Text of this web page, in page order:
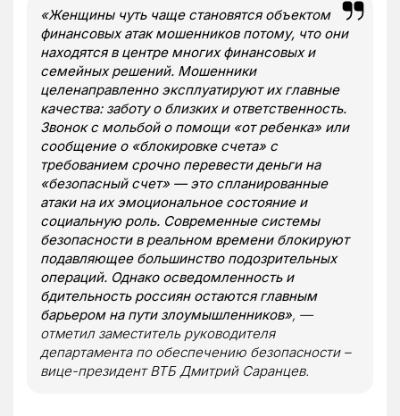
«Женщины чуть чаще становятся объектом
финансовых атак мошенников потому, что они
находятся в центре многих финансовых и
семейных решений. Мошенники
целенаправленно эксплуатируют их главные
качества: заботу о близких и ответственность.
Звонок с мольбой о помощи «от ребенка» или
сообщение о «блокировке счета» с
требованием срочно перевести деньги на
«безопасный счет» — это спланированные
атаки на их эмоциональное состояние и
социальную роль. Современные системы
безопасности в реальном времени блокируют
подавляющее большинство подозрительных
операций. Однако осведомленность и
бдительность россиян остаются главным
барьером на пути злоумышленников», —
отметил заместитель руководителя
департамента по обеспечению безопасности –
вице-президент ВТБ Дмитрий Саранцев.